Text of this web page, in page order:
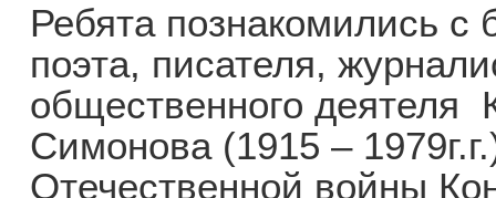
Ребята познакомились с
поэта, писателя,
общественного деятеля
Симонова (1915 –
Отечественной войны